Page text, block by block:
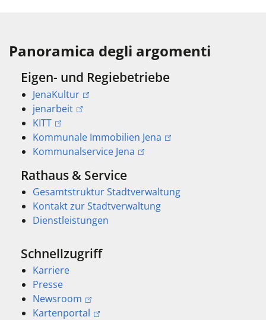
Panoramica degli argomenti
Eigen- und Regiebetriebe
JenaKultur
jenarbeit
KITT
Kommunale Immobilien Jena
Kommunalservice Jena
Rathaus & Service
Gesamtstruktur Stadtverwaltung
Kontakt zur Stadtverwaltung
Dienstleistungen
Schnellzugriff
Karriere
Presse
Newsroom
Kartenportal